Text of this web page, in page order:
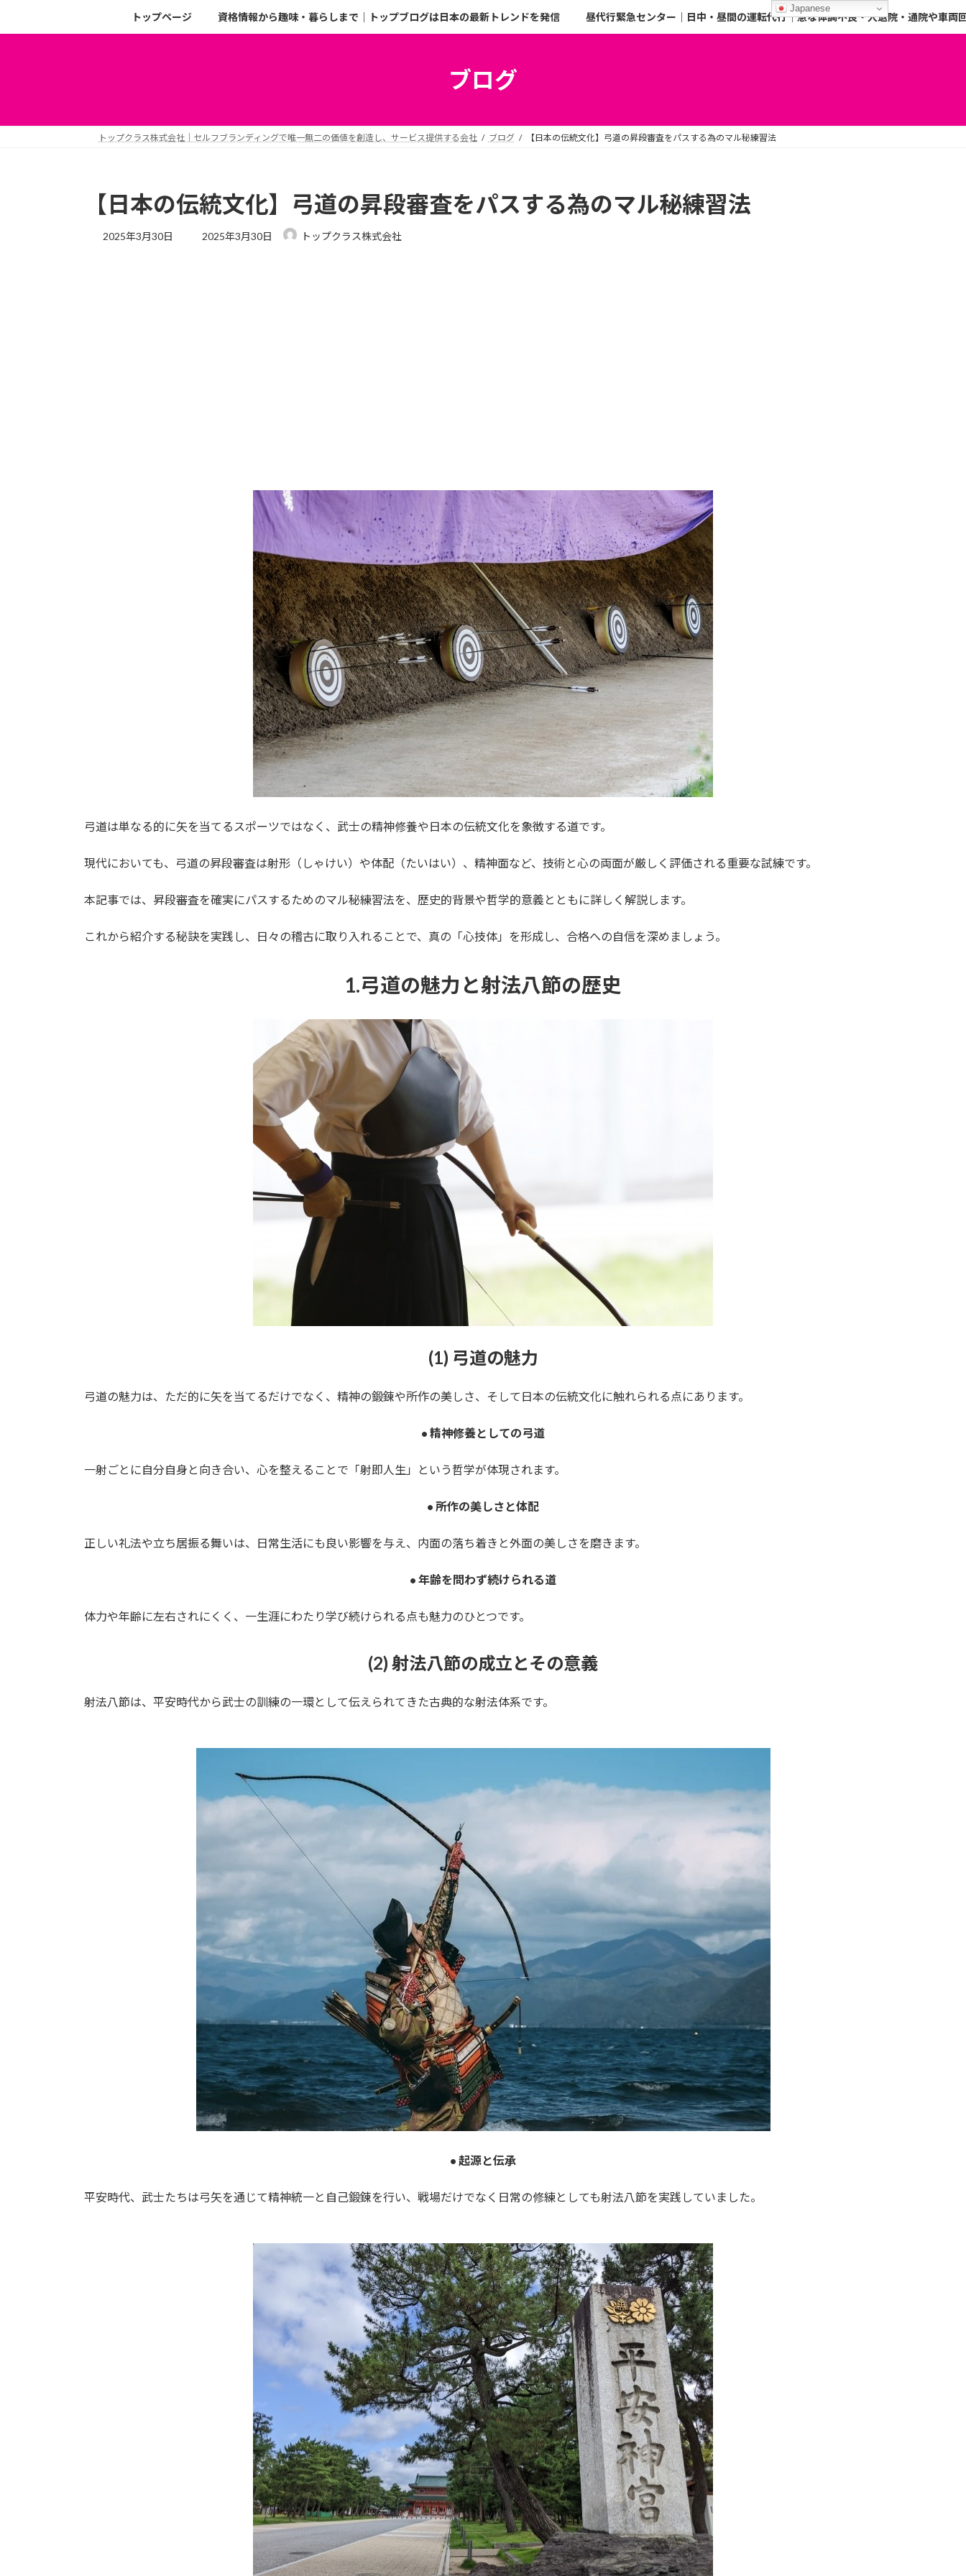
トップページ 資格情報から趣味・暮らしまで｜トップブログは日本の最新トレンドを発信 昼代行緊急センター｜日中・昼間の運転代行｜急な体調不良・入退院・通院や車両
ブログ
トップクラス株式会社｜セルフブランディングで唯一無二の価値を創造し、サービス提供する会社 ブログ 【日本の伝統文化】弓道の昇段審査をパスする為のマル秘練習法
【日本の伝統文化】弓道の昇段審査をパスする為のマル秘練習法
2025年3月30日 2025年3月30日 トップクラス株式会社
弓道は単なる的に矢を当てるスポーツではなく、武士の精神修養や日本の伝統文化を象徴する道です。
現代においても、弓道の昇段審査は射形（しゃけい）や体配（たいはい）、精神面など、技術と心の両面が厳しく評価される重要な試練です。
本記事では、昇段審査を確実にパスするためのマル秘練習法を、歴史的背景や哲学的意義とともに詳しく解説します。
これから紹介する秘訣を実践し、日々の稽古に取り入れることで、真の「心技体」を形成し、合格への自信を深めましょう。
1.弓道の魅力と射法八節の歴史
(1) 弓道の魅力
弓道の魅力は、ただ的に矢を当てるだけでなく、精神の鍛錬や所作の美しさ、そして日本の伝統文化に触れられる点にあります。
• 精神修養としての弓道
一射ごとに自分自身と向き合い、心を整えることで「射即人生」という哲学が体現されます。
• 所作の美しさと体配
正しい礼法や立ち居振る舞いは、日常生活にも良い影響を与え、内面の落ち着きと外面の美しさを磨きます。
• 年齢を問わず続けられる道
体力や年齢に左右されにくく、一生涯にわたり学び続けられる点も魅力のひとつです。
(2) 射法八節の成立とその意義
射法八節は、平安時代から武士の訓練の一環として伝えられてきた古典的な射法体系です。
• 起源と伝承
平安時代、武士たちは弓矢を通じて精神統一と自己鍛錬を行い、戦場だけでなく日常の修練としても射法八節を実践していました。
Japanese